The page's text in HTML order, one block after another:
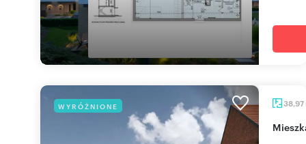
WYRÓŻNIONE 38,97